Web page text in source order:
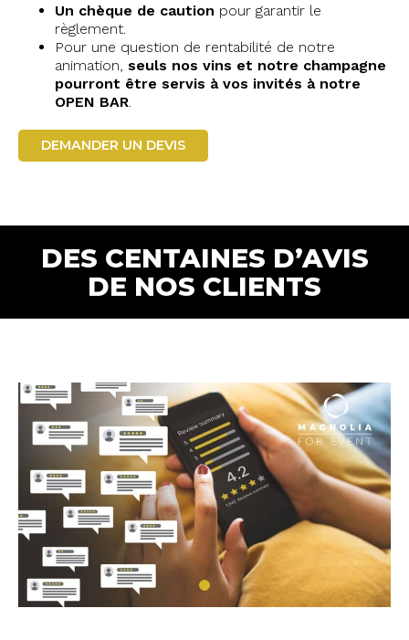
Un chèque de caution pour garantir le
règlement.
Pour une question de rentabilité de notre
animation, seuls nos vins et notre champagne
pourront être servis à vos invités à notre
OPEN BAR.
DEMANDER UN DEVIS
DES CENTAINES D’AVIS
DE NOS CLIENTS